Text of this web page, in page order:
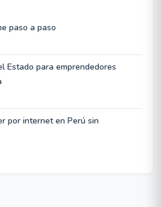
paso a paso
Estado para emprendedores
por internet en Perú sin